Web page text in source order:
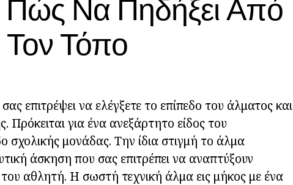
Τον Τόπο
επιτρέψει να ελέγξετε το επίπεδο του άλματος και
Πρόκειται για ένα ανεξάρτητο είδος του
σχολικής μονάδας. Την ίδια στιγμή το άλμα
άσκηση που σας επιτρέπει να αναπτύξουν
του αθλητή. Η σωστή τεχνική άλμα εις μήκος με ένα